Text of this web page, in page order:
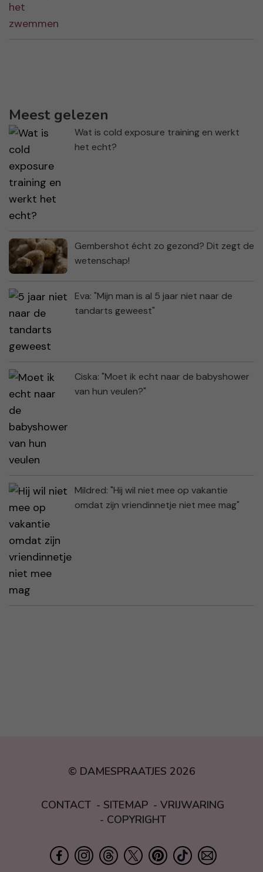
Meest gelezen
Wat is cold exposure training en werkt
het echt?
Gembershot écht zo gezond? Dit zegt de
wetenschap!
Eva: "Mijn man is al 5 jaar niet naar de
tandarts geweest"
Ciska: "Moet ik echt naar de babyshower
van hun veulen?"
Mildred: "Hij wil niet mee op vakantie
omdat zijn vriendinnetje niet mee mag"
© DAMESPRAATJES 2026
CONTACT SITEMAP
VRIJWARING
COPYRIGHT